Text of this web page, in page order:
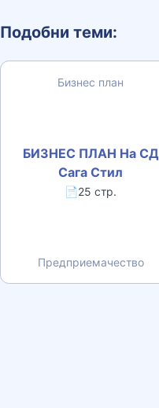
Подобни теми:
Бизнес план
БИЗНЕС ПЛАН На СД
Сага Стил
📄25 стр.
Предприемачество